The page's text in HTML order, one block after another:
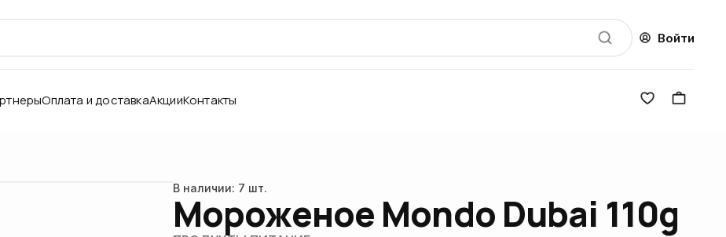
Войти
Оплата и доставкаАкцииКонтакты
В наличии: 7 шт.
Мороженое Mondo Dubai 110g